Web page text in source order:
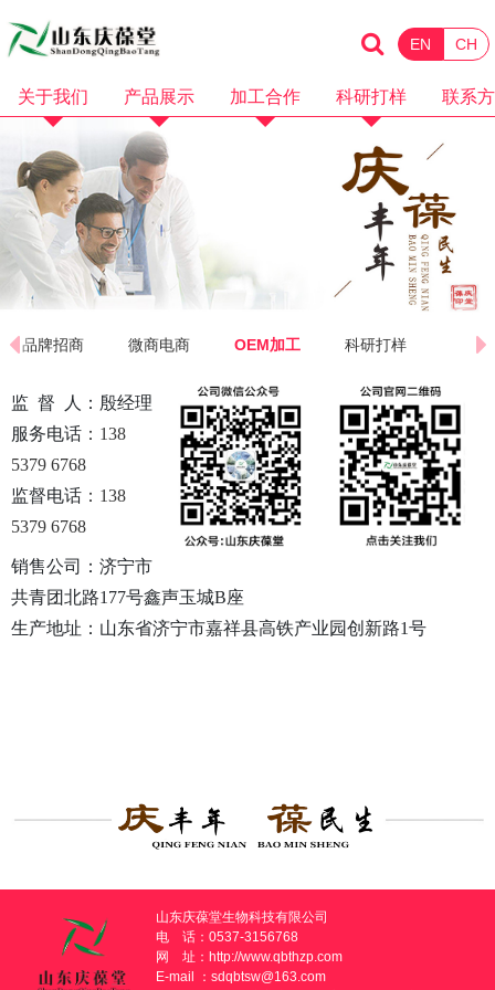
CH
EN
关于我们
企业资质
品牌故事
产品视频
企业视频
产品展示
化妆品
保健食品
加工合作
膏霜加工
乳液加工
洗护加工
洁面卸妆加工
隔离防晒加工
科研打样
微商电商
OEM加工
科研打样
联系
品牌招商 微商电商 OEM加工 科研打样
监督 人
：殷经理
服务电话 ： 138
5379 6768
监督电话 ： 138
5379 6768
销售公司：济宁市
共青团北路177号鑫声玉城B座
生产地址：山东省济宁市嘉祥县高铁产业园创新路1号
山东庆葆堂生物科技有限公司
电 话：0537-3156768
网 址： http://www.qbthzp.com
E-mail ：sdqbtsw@163.com